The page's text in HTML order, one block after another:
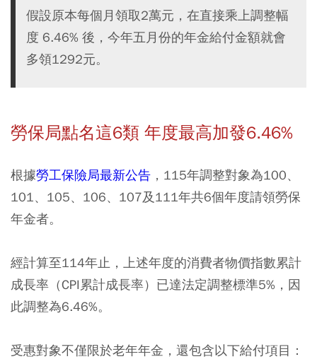
假設原本每個月領取2萬元，在直接乘上調整幅
度 6.46% 後，今年五月份的年金給付金額就會
多領1292元。
勞保局點名這6類 年度最高加發6.46%
根據勞工保險局最新公告 ，115年調整對象為100、
101、105、106、107及111年共6個年度請領勞保
年金者。
經計算至114年止，上述年度的消費者物價指數累計
成長率（CPI累計成長率）已達法定調整標準5%，因
此調整為6.46%。
受惠對象不僅限於老年年金，還包含以下給付項目：